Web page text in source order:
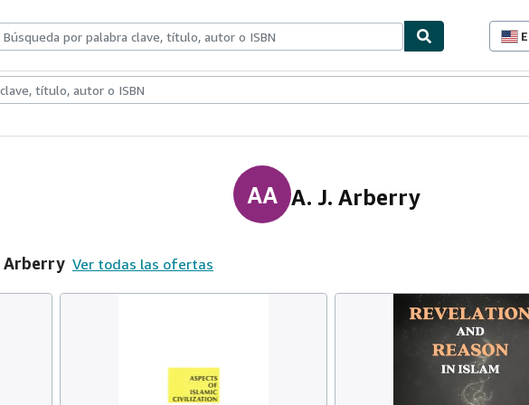
Arte y coleccionismo
AA A. J. Arberry
Arberry Ver todas las ofertas